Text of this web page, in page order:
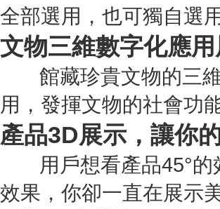
全部選用，也可獨自選
文物三維數字化應
館藏珍貴文物的三維
用，發揮文物的社會功
產品3D展示，讓你
用戶想看產品45°的
效果，你卻一直在展示